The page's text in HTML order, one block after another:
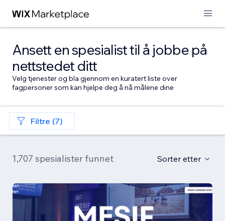
Ansett en spesialist til å jobbe på
nettstedet ditt
Velg tjenester og bla gjennom en kuratert liste over
fagpersoner som kan hjelpe deg å nå målene dine
Filtre (7)
1,707 spesialister funnet Sorter etter